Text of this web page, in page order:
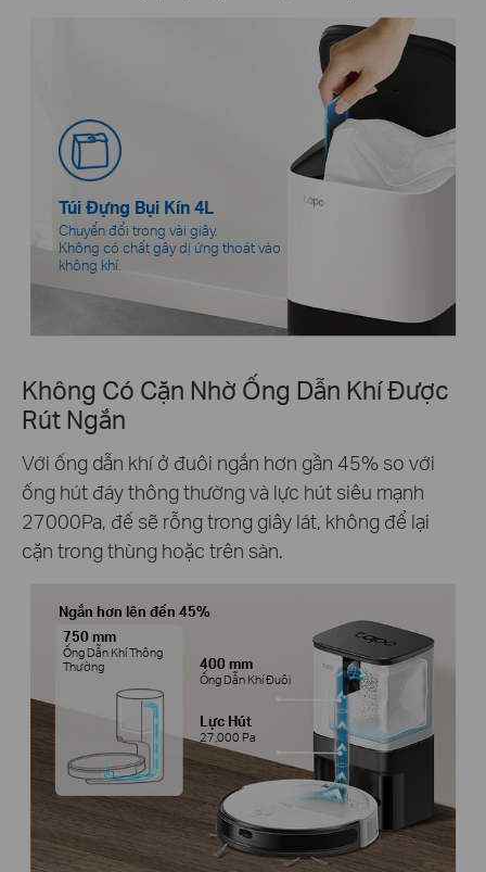
Túi Đựng Bụi Kín 4L
Chuyển đổi trong vài giây.
Không có chất gây dị ứng thoát vào
không khí.
Không Có Cặn Nhờ Ống Dẫn Khí Được
Rút Ngắn
Với ống dẫn khí ở đuôi ngắn hơn gần 45% so với
ống hút đáy thông thường và lực hút siêu mạnh
27000Pa, đế sẽ rỗng trong giây lát, không để lại
cặn trong thùng hoặc trên sàn.
400 mm
Ống Dẫn Khí Đuôi
750 mm
Ống Dẫn Khí Thông
Thường
Ngắn hơn lên đến 45%
Lực Hút
27,000 Pa